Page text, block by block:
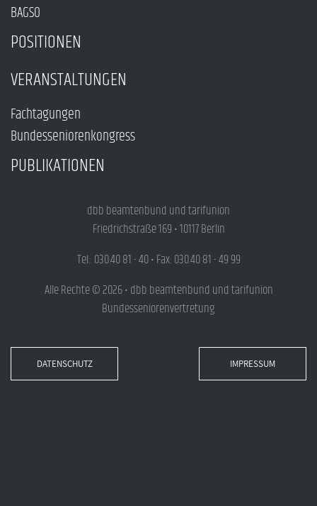
BAGSO
POSITIONEN
VERANSTALTUNGEN
Fachtagungen
Bundesseniorenkongress
PUBLIKATIONEN
dbb beamtenbund und tarifunion
Friedrichstraße 169 • 10117 Berlin
Tel.: 030.40 81 - 40 • Fax: 030.40 81 - 49 99
Alle Rechte © 2026 • dbb beamtenbund und tarifunion
Bundesseniorenvertretung
DATENSCHUTZ IMPRESSUM